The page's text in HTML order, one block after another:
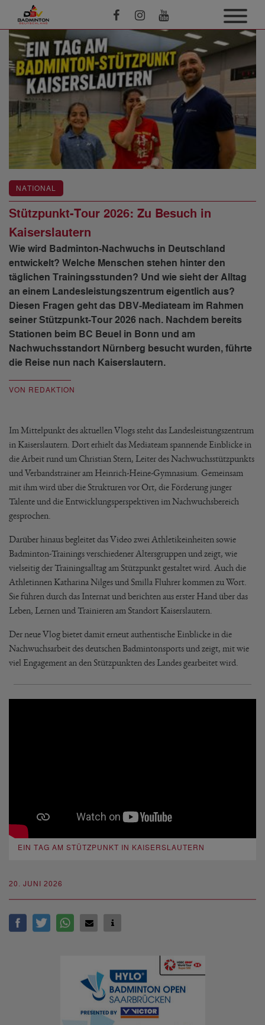
20. JUNI 2026
NATIONAL
Stützpunkt-Tour 2026: Zu Besuch in
Kaiserslautern
Wie wird Badminton-Nachwuchs in Deutschland
entwickelt? Welche Menschen stehen hinter den
täglichen Trainingsstunden? Und wie sieht der Alltag
an einem Landesleistungszentrum eigentlich aus?
Diesen Fragen geht das DBV-Mediateam im Rahmen
seiner Stützpunkt-Tour 2026 nach. Nachdem bereits
Stationen beim BC Beuel in Bonn und am
Nachwuchsstandort Nürnberg besucht wurden, führte
die Reise nun nach Kaiserslautern.
VON REDAKTION
Im Mittelpunkt des aktuellen Vlogs steht das Landesleistungszentrum
in Kaiserslautern. Dort erhielt das Mediateam spannende Einblicke in
die Arbeit rund um Christian Stern, Leiter des Nachwuchsstützpunkts
und Verbandstrainer am Heinrich-Heine-Gymnasium. Gemeinsam
mit ihm wird über die Strukturen vor Ort, die Förderung junger
Talente und die Entwicklungsperspektiven im Nachwuchsbereich
gesprochen.
Darüber hinaus begleitet das Video zwei Athletikeinheiten sowie
Badminton-Trainings verschiedener Altersgruppen und zeigt, wie
vielseitig der Trainingsalltag am Stützpunkt gestaltet wird. Auch die
Athletinnen Katharina Nilges und Smilla Fluhrer kommen zu Wort.
Sie führen durch das Internat und berichten aus erster Hand über das
Leben, Lernen und Trainieren am Standort Kaiserslautern.
Der neue Vlog bietet damit erneut authentische Einblicke in die
Nachwuchsarbeit des deutschen Badmintonsports und zeigt, mit wie
viel Engagement an den Stützpunkten des Landes gearbeitet wird.
EIN TAG AM STÜTZPUNKT IN KAISERSLAUTERN